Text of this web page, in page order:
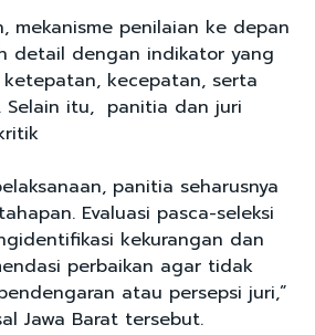
mekanisme penilaian ke depan
detail dengan indikator yang
ketepatan, kecepatan, serta
Selain itu, panitia dan juri
panitia seharusnya
Evaluasi pasca-seleksi
kekurangan dan
perbaikan agar tidak
atau persepsi juri,”
Jawa Barat tersebut.